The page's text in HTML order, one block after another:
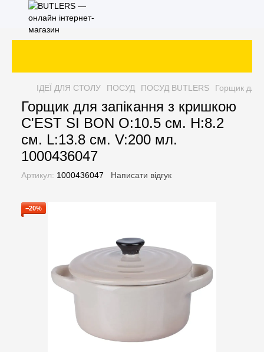
ІДЕЇ ДЛЯ СТОЛУ ПОСУД ПОСУД BUTLERS Горщик для
Горщик для запікання з кришкою
C'EST SI BON O:10.5 см. H:8.2
см. L:13.8 см. V:200 мл.
1000436047
Артикул: 1000436047 Написати відгук
−20%